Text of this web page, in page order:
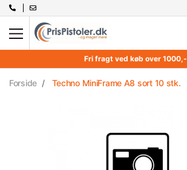
Fri fragt ved køb over 1000,-
Forside Techno MiniFrame A8 sort 10 stk.